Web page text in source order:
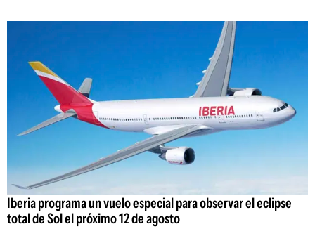
Iberia programa un vuelo especial para observar el eclipse
total de Sol el próximo 12 de agosto